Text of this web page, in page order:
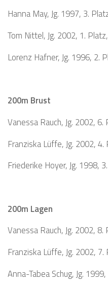
Hanna May, Jg. 1997, 3.
Tom Nittel, Jg. 2002, 1.
Lorenz Hafner, Jg. 1996, 2.
200m Brust
Vanessa Rauch, Jg. 2002,
Franziska Lüffe, Jg. 2002,
Friederike Hoyer, Jg. 1998,
200m Lagen
Vanessa Rauch, Jg. 2002,
Franziska Lüffe, Jg. 2002,
Anna-Tabea Schug, Jg.